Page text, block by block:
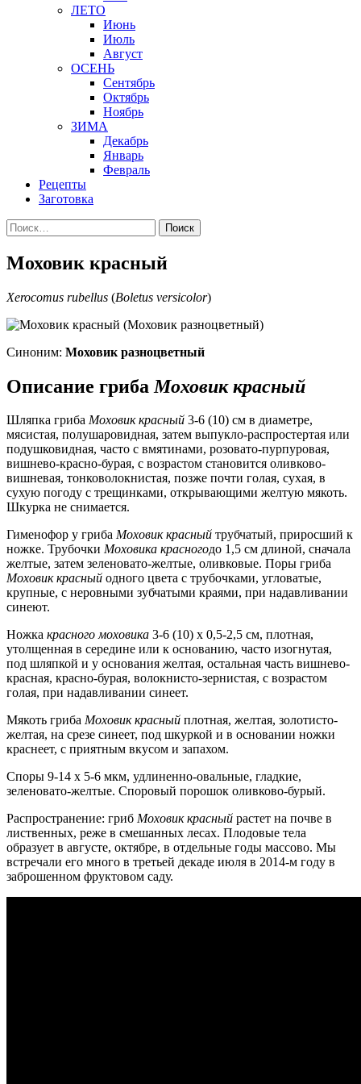
ЛЕТО
Июнь
Июль
Август
ОСЕНЬ
Сентябрь
Октябрь
Ноябрь
ЗИМА
Декабрь
Январь
Февраль
Рецепты
Заготовка
Найти:
Моховик красный
Xerocomus rubellus (Boletus versicolor)
Синоним: Моховик разноцветный
Описание гриба Моховик красный
Шляпка гриба Моховик красный 3-6 (10) см в диаметре,
мясистая, полушаровидная, затем выпукло-распростертая или
подушковидная, часто с вмятинами, розовато-пурпуровая,
вишнево-красно-бурая, с возрастом становится оливково-
вишневая, тонковолокнистая, позже почти голая, сухая, в
сухую погоду с трещинками, открывающими желтую мякоть.
Шкурка не снимается.
Гименофор у гриба Моховик красный трубчатый, приросший к
ножке. Трубочки Моховика красногодо 1,5 см длиной, сначала
желтые, затем зеленовато-желтые, оливковые. Поры гриба
Моховик красный одного цвета с трубочками, угловатые,
крупные, с неровными зубчатыми краями, при надавливании
синеют.
Ножка красного моховика 3-6 (10) х 0,5-2,5 см, плотная,
утолщенная в середине или к основанию, часто изогнутая,
под шляпкой и у основания желтая, остальная часть вишнево-
красная, красно-бурая, волокнисто-зернистая, с возрастом
голая, при надавливании синеет.
Мякоть гриба Моховик красный плотная, желтая, золотисто-
желтая, на срезе синеет, под шкуркой и в основании ножки
краснеет, с приятным вкусом и запахом.
Споры 9-14 х 5-6 мкм, удлиненно-овальные, гладкие,
зеленовато-желтые. Споровый порошок оливково-бурый.
Распространение: гриб Моховик красный растет на почве в
лиственных, реже в смешанных лесах. Плодовые тела
образует в августе, октябре, в отдельные годы массово. Мы
встречали его много в третьей декаде июля в 2014-м году в
заброшенном фруктовом саду.